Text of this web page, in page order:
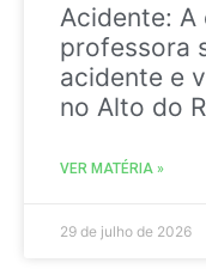
Acidente:
professora
acidente e
no Alto do
VER MATÉRIA »
29 de julho de 2026